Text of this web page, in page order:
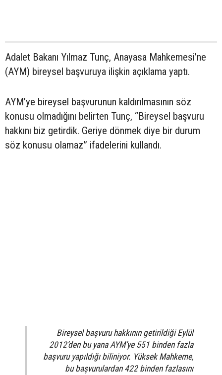
Adalet Bakanı Yılmaz Tunç, Anayasa Mahkemesi’ne
(AYM) bireysel başvuruya ilişkin açıklama yaptı.
AYM’ye bireysel başvurunun kaldırılmasının söz
konusu olmadığını belirten Tunç, “Bireysel başvuru
hakkını biz getirdik. Geriye dönmek diye bir durum
söz konusu olamaz” ifadelerini kullandı.
Bireysel başvuru hakkının getirildiği Eylül
2012’den bu yana AYM’ye 551 binden fazla
başvuru yapıldığı biliniyor. Yüksek Mahkeme,
bu başvurulardan 422 binden fazlasını